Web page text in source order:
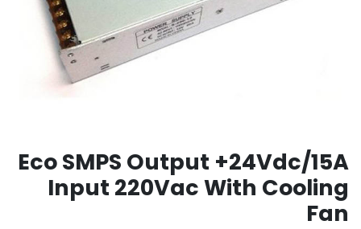
Eco SMPS Output +24Vdc/15A
Input 220Vac With Cooling
Fan